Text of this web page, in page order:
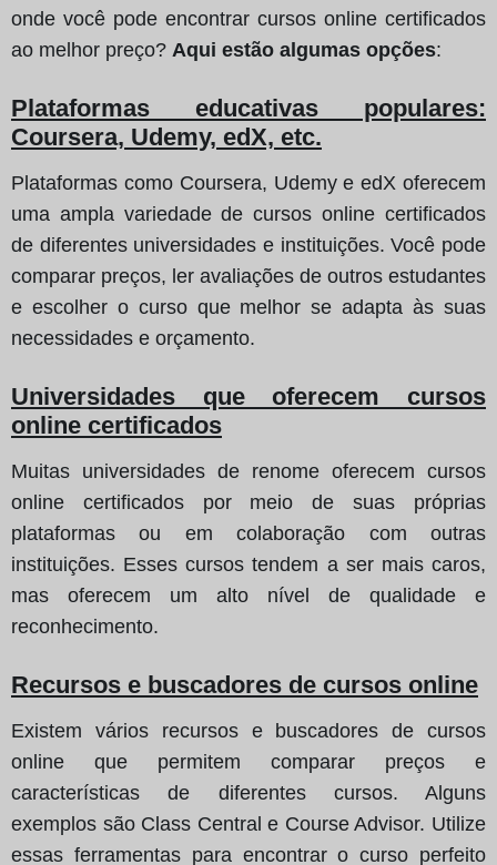
onde você pode encontrar cursos online certificados
ao melhor preço? Aqui estão algumas opções:
Plataformas educativas populares:
Coursera, Udemy, edX, etc.
Plataformas como Coursera, Udemy e edX oferecem
uma ampla variedade de cursos online certificados
de diferentes universidades e instituições. Você pode
comparar preços, ler avaliações de outros estudantes
e escolher o curso que melhor se adapta às suas
necessidades e orçamento.
Universidades que oferecem cursos
online certificados
Muitas universidades de renome oferecem cursos
online certificados por meio de suas próprias
plataformas ou em colaboração com outras
instituições. Esses cursos tendem a ser mais caros,
mas oferecem um alto nível de qualidade e
reconhecimento.
Recursos e buscadores de cursos online
Existem vários recursos e buscadores de cursos
online que permitem comparar preços e
características de diferentes cursos. Alguns
exemplos são Class Central e Course Advisor. Utilize
essas ferramentas para encontrar o curso perfeito